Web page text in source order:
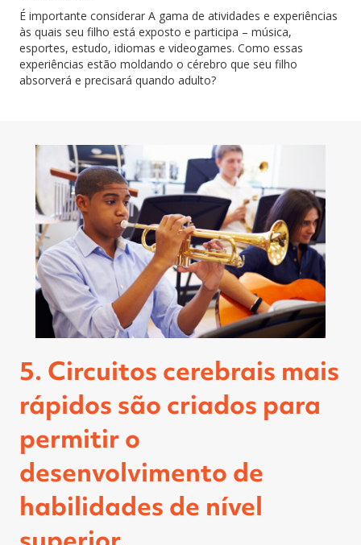
É importante considerar A gama de atividades e experiências
às quais seu filho está exposto e participa – música,
esportes, estudo, idiomas e videogames. Como essas
experiências estão moldando o cérebro que seu filho
absorverá e precisará quando adulto?
5. Circuitos cerebrais mais
rápidos são criados para
permitir o
desenvolvimento de
habilidades de nível